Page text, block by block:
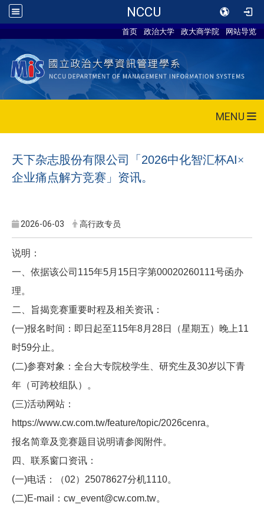
NCCU
首页 政治大学 政大商学院 网站导览
MENU
天下杂志股份有限公司「 2026中化智汇杯AI×
企业痛点解方竞赛」资讯。
2026-06-03 高行政专员
说明：
一、依据该公司 115年5月 15日字第00020260111号函办
理。
二、旨揭竞赛重要时程及相关资讯：
(一)报名时间：即日起至115年8月 28日（星期五）晚上11
时59分止。
(二)参赛对象：全台大专院校学生、研究生及30岁以下青
年（可跨校组队）。
(三)活动网站：
https://www.cw.com.tw/feature/topic/2026cenra。
报名简章及竞赛题目说明请参阅附件。
四、联系窗口资讯：
(一)电话：（02） 25078627分机1110。
(二)E-mail ： cw_event@cw.com.tw。